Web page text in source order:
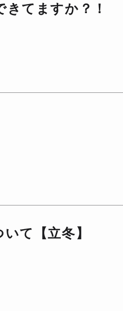
てますか？！
て【立冬】